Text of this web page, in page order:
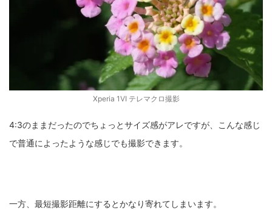
Xperia 1VI テレマクロ撮影
4:3のままだったのでちょっとサイズ感がアレですが、こんな感じ
で普通によったような感じでも撮影できます。
一方、最短撮影距離にするとかなり寄れてしまいます。